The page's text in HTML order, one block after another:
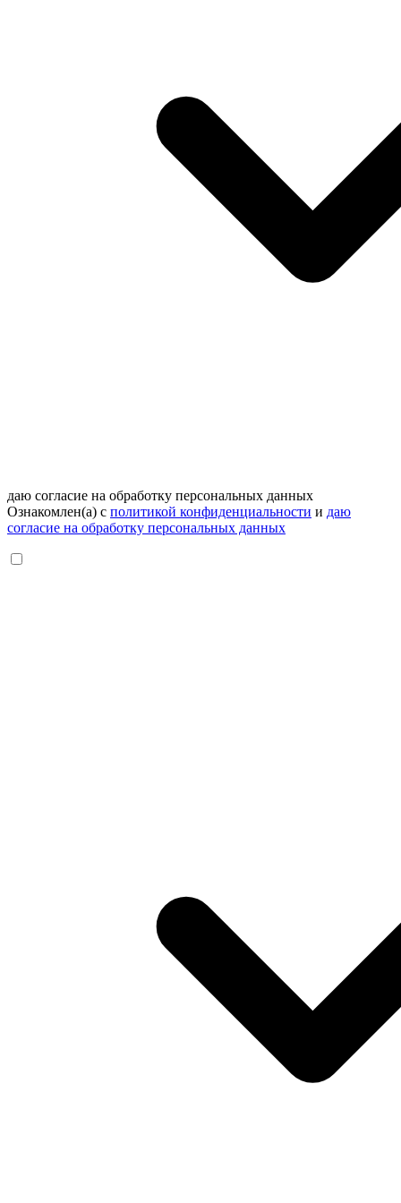
даю согласие на обработку персональных данных
Ознакомлен(а) с политикой конфиденциальности и даю
согласие на обработку персональных данных